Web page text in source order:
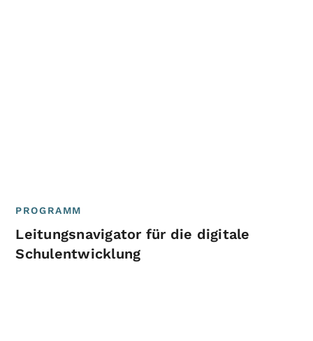
PROGRAMM
Leitungsnavigator für die digitale
Schulentwicklung